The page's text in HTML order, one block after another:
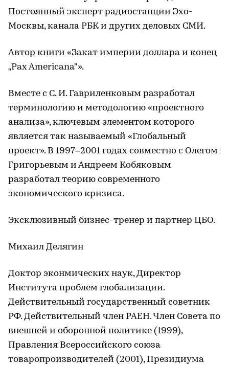
Постоянный эксперт радиостанции Эхо-
Москвы, канала РБК и других деловых СМИ.
Автор книги «Закат империи доллара и конец
„Pax Americana"».
Вместе с С. И. Гавриленковым разработал
терминологию и методологию «проектного
анализа», ключевым элементом которого
является так называемый «Глобальный
проект». В 1997–2001 годах совместно с Олегом
Григорьевым и Андреем Кобяковым
разработал теорию современного
экономического кризиса.
Эксклюзивный бизнес-тренер и партнер ЦБО.
Михаил Делягин
Доктор эконмических наук, Директор
Института проблем глобализации.
Действительный государственный советник
РФ. Действительный член РАЕН. Член Совета по
внешней и оборонной политике (1999),
Правления Всероссийского союза
товаропроизводителей (2001), Президиума